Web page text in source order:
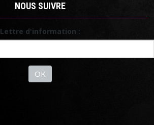
NOUS SUIVRE
Lettre d'information :
OK